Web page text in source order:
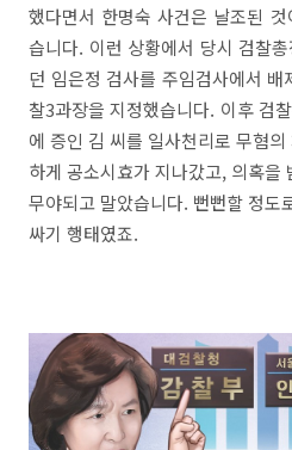
했다면서 한명숙 사건은 날조된
습니다. 이런 상황에서 당시 검찰
던 임은정 검사를 주임검사에서
찰3과장을 지정했습니다. 이후 검
에 증인 김 씨를 일사천리로 무혐
하게 공소시효가 지나갔고, 의혹을
무야되고 말았습니다. 뻔뻔할 정도
싸기 행태였죠.